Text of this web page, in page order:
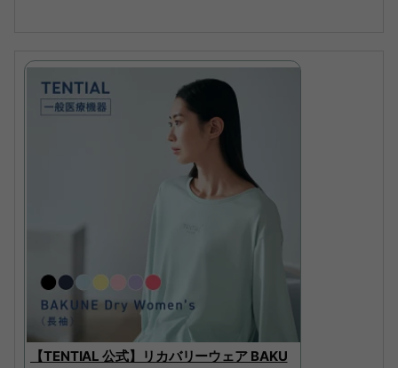
【TENTIAL 公式】リカバリーウェア BAKU